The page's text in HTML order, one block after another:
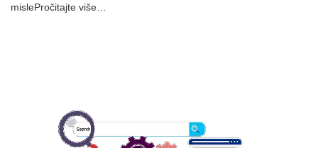
mislePročitajte više…